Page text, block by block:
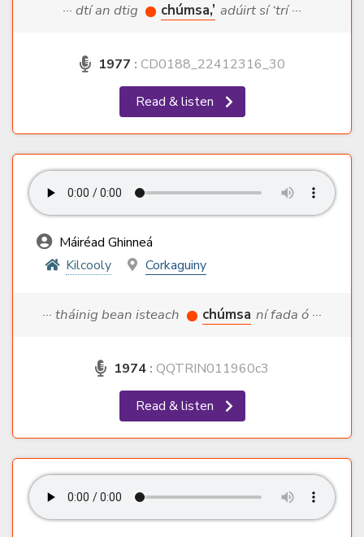
··· dtí an dtig chúmsa,’ adúirt sí ‘trí ···
1977 : CD0188_22412316_30
Read & listen
Máiréad Ghinneá
Kilcooly
Corkaguiny
··· tháinig bean isteach chúmsa ní fada ó ···
1974 : QQTRIN011960c3
Read & listen